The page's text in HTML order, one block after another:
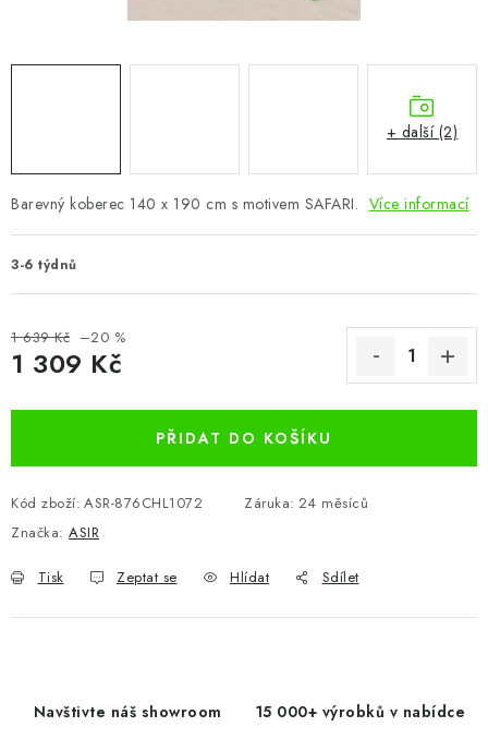
OSTATNÍ
VÝPRODEJ
Vše o nákupu Info
Reklamace a odstoupení od smlouvy
Kontakty
Barevný koberec 140 x 190 cm s motivem SAFARI. Více informací
3-6 týdnů
1 639 Kč –20 %
1 309 Kč
PŘIDAT DO KOŠÍKU
Kód zboží: ASR-876CHL1072 Záruka: 24 měsíců
Značka: ASIR
Tisk Zeptat se Hlídat Sdílet
+ další (2)
Navštivte náš showroom 15 000+ výrobků v nabídce